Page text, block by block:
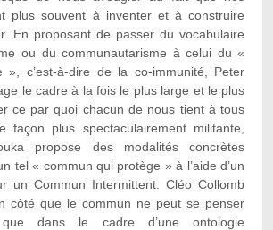
plus souvent à inventer et à construire
En proposant de passer du vocabulaire
ou du communautarisme à celui du «
», c’est-à-dire de la co-immunité, Peter
le cadre à la fois le plus large et le plus
ce par quoi chacun de nous tient à tous
façon plus spectaculairement militante,
propose des modalités concrètes
tel « commun qui protège » à l’aide d’un
un Commun Intermittent. Cléo Collomb
côté que le commun ne peut se penser
dans le cadre d’une ontologie